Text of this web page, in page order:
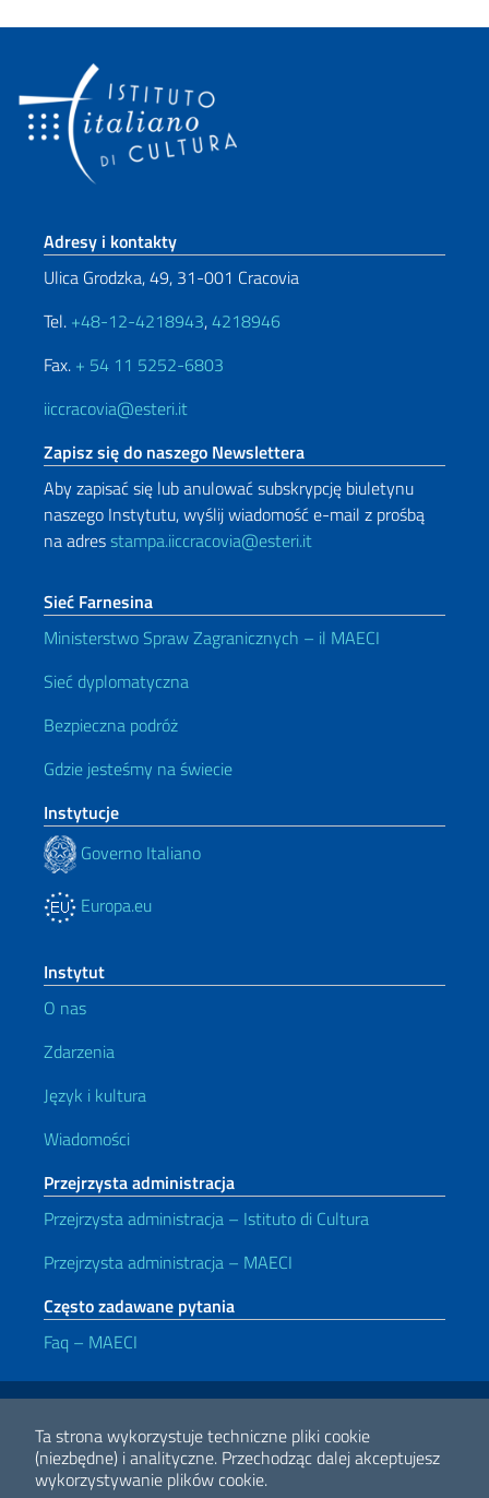
Ta strona wykorzystuje techniczne pliki cookie
(niezbędne) i analityczne. Przechodząc dalej akceptujesz
wykorzystywanie plików cookie.
Footer section
Adresy i kontakty
Ulica Grodzka, 49, 31-001 Cracovia
Tel. +48-12-4218943,4218946
Fax. + 54 11 5252-6803
iiccracovia@esteri.it
Zapisz się do naszego Newslettera
Aby zapisać się lub anulować subskrypcję biuletynu
naszego Instytutu, wyślij wiadomość e-mail z prośbą
na adresstampa.iiccracovia@esteri.it
Sieć Farnesina
Ministerstwo Spraw Zagranicznych – il MAECI
Sieć dyplomatyczna
Bezpieczna podróż
Gdzie jesteśmy na świecie
Instytucje
Governo Italiano
Europa.eu
Instytut
O nas
Zdarzenia
Język i kultura
Wiadomości
Przejrzysta administracja
Przejrzysta administracja – Istituto di Cultura
Przejrzysta administracja – MAECI
Często zadawane pytania
Faq – MAECI
Przydatne linki